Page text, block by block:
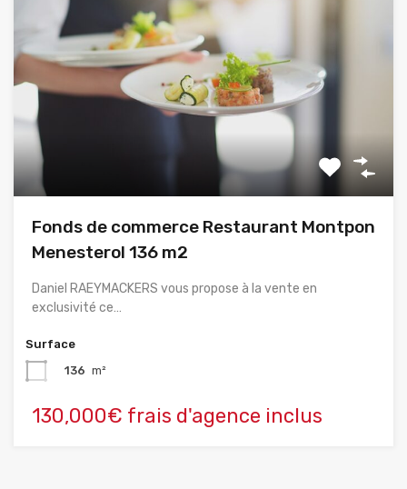
Fonds de commerce Restaurant Montpon
Menesterol 136 m2
Daniel RAEYMACKERS vous propose à la vente en
exclusivité ce…
Surface
136 m²
130,000€ frais d'agence inclus